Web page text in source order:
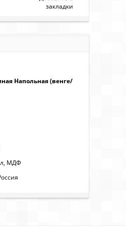
закладки
Напольная (венге/
МДФ